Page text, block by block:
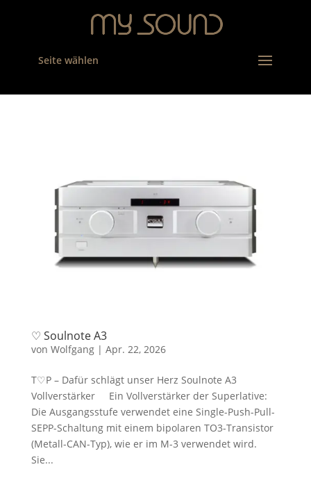
Seite wählen
♡ Soulnote A3
von Wolfgang| Apr. 22, 2026
T♡P – Dafür schlägt unser Herz Soulnote A3
Vollverstärker Ein Vollverstärker der Superlative:
Die Ausgangsstufe verwendet eine Single-Push-Pull-
SEPP-Schaltung mit einem bipolaren TO3-Transistor
(Metall-CAN-Typ), wie er im M-3 verwendet wird.
Sie...